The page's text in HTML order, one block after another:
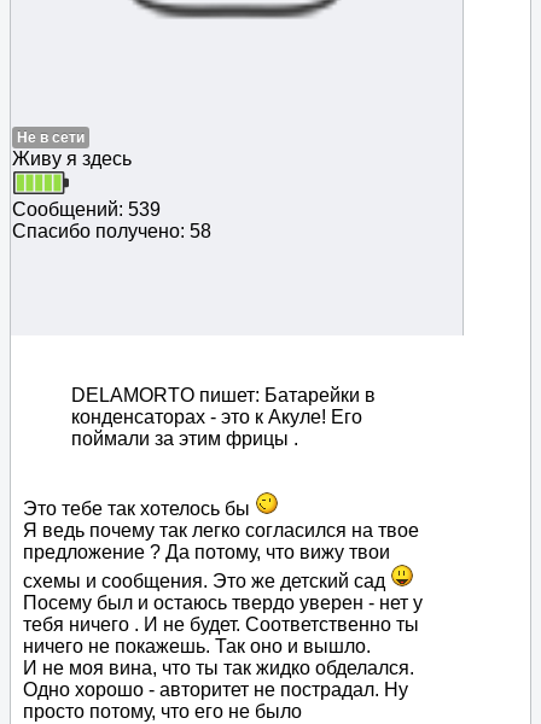
Не в сети
Живу я здесь
Сообщений: 539
Спасибо получено: 58
DELAMORTO пишет: Батарейки в
конденсаторах - это к Акуле! Его
поймали за этим фрицы .
Это тебе так хотелось бы
Я ведь почему так легко согласился на твое
предложение ? Да потому, что вижу твои
схемы и сообщения. Это же детский сад
Посему был и остаюсь твердо уверен - нет у
тебя ничего . И не будет. Соответственно ты
ничего не покажешь. Так оно и вышло.
И не моя вина, что ты так жидко обделался.
Одно хорошо - авторитет не пострадал. Ну
просто потому, что его не было